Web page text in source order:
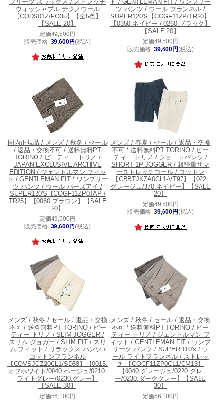
プリーツ スラックス / ストレッチ
ウォッシャブル テクノウール
【CODS01Z/PO35】【全5色】
【SALE 20】
定価49,500円
販売価格 39,600円(税込)
ト / GENTLEMAN FIT / ワンプリー
ツ パンツ / ウール フランネル /
SUPER120'S【COGF11ZP/TR20】
【0350.ネイビー / 0260.ブラック】
【SALE 20】
定価49,500円
販売価格 39,600円(税込)
国内正規品 / メンズ / 秋冬 / セール
/ 返品・交換不可 / 送料無料PT
TORINO / ピーティー トリノ /
JAPAN EXCLUSIVE ARCHIVE
EDITION / ジェントルマン フィッ
ト / GENTLEMAN FIT / ワンプリー
ツ パンツ / ウール バーズアイ /
SUPER120'S【COGF11ZP0JAP /
TR25】【0060.ブラウン】【SALE
20】
定価49,500円
販売価格 39,600円(税込)
メンズ / 春夏 / セール / 返品・交換
不可 / 送料無料PT TORINO / ピー
ティー トリノ / ショートパンツ /
SHORT 1P JOGGER / 超軽量サマ
ーストレッチコール / コットン
【CBBTJKZA0CL1-VT97】【022.
グレージュ/370.ネイビー】【SALE
20】
定価49,500円
販売価格 39,600円(税込)
メンズ / 秋冬 / セール / 返品・交換
不可 / 送料無料PT TORINO / ピー
ティー トリノ / SLIM JOGGER /
スリム ジョガー / SLIM FIT / スリ
ム フィット / リラックス パンツ /
コットンフランネル
【COVSJGZ20CL1/SD58】【0015.
オフホワイト/0040.ベージュ/0210.
ライトグレー/0230.グレー】
【SALE 30】
定価56,100円
メンズ / 秋冬 / セール / 返品・交換
不可 / 送料無料PT TORINO / ピー
ティー トリノ / ジェントルマン フ
ィット / GENTLEMAN FIT / ワンプ
リーツ パンツ / SUPER 110's / ウ
ール ライトフランネル / ストレッ
チ 【COGF11ZP0CL1/CM13】
【0040.グレージュ/0220.グレ
ー/0230.ダークグレー】【SALE
30】
定価56,100円